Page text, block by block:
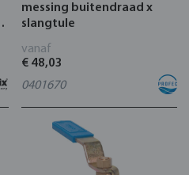
messing buitendraad x
slangtule
vanaf
€ 48,03
0401670